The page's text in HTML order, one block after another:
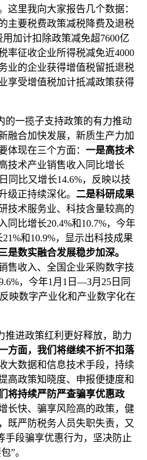
这里我向大家报告几个数据：
主要税费政策减税降费及退税
加计扣除政策减免超7600亿
率征收企业所得税减免近4000
业的企业获得增值税留抵退税
享受增值税加计抵减政策获得
一揽子支持政策的有力推动
融合加快发展，新质生产力加
体现在三个方面：一是高技术
技术产业销售收入同比增长
同比又增长14.6%，反映以技
级正持续深化。 二是科研成果
技术服务业、科技含量较高的
同比增长20.4%和10.7%，今年
和10.9%，显示出科技成果
是数实融合发展稳步加深。
售收入、全国企业采购数字技
，今年1月1日—3月25日同
映数字产业化和产业数字化在
进政策红利更好释放，助力
方面，我们将继续不折不扣落
大数据和信息技术手段，持续
高政策知晓度、申报便捷度和
将持续严防严查骗享优惠政
长快、骗享风险高的政策，健
既严防税务人员失职失责，又
手段骗享优惠行为，坚决防止
”。